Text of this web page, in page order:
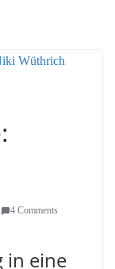
4 Comments
in eine